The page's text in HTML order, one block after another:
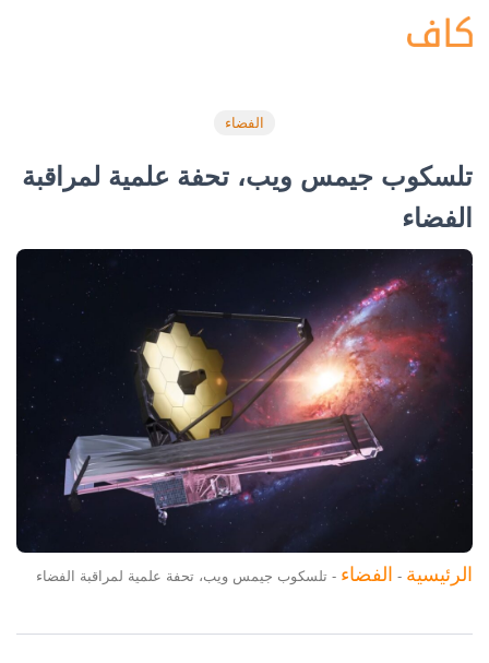
الفضاء
تلسكوب جيمس ويب، تحفة علمية لمراقبة
الفضاء
الرئيسية - الفضاء - تلسكوب جيمس ويب، تحفة علمية لمراقبة الفضاء